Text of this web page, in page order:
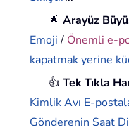
🌟Arayüz
Emoji/ Önemli e-
kapatmak yerine
👍Tek Tıkla
Kimlik Avı E-
Gönderenin Saat